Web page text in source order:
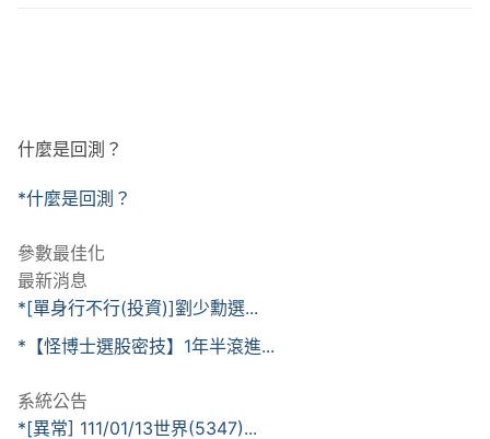
什麼是回測？
*什麼是回測？
參數最佳化
最新消息
*[單身行不行(投資)]劉少勳選...
*【怪博士選股密技】1年半滾進...
系統公告
*[異常] 111/01/13世界(5347)...